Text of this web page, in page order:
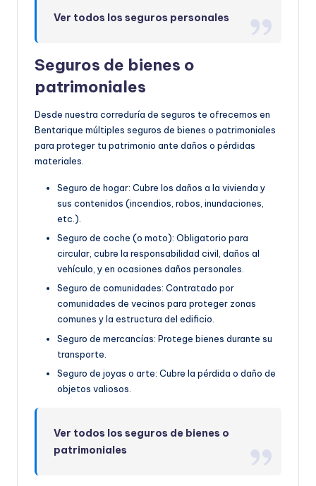
Ver todos los seguros personales
Seguros de bienes o
patrimoniales
Desde nuestra correduría de seguros te ofrecemos en
Bentarique múltiples seguros de bienes o patrimoniales
para proteger tu patrimonio ante daños o pérdidas
materiales.
Seguro de hogar: Cubre los daños a la vivienda y
sus contenidos (incendios, robos, inundaciones,
etc.).
Seguro de coche (o moto): Obligatorio para
circular, cubre la responsabilidad civil, daños al
vehículo, y en ocasiones daños personales.
Seguro de comunidades: Contratado por
comunidades de vecinos para proteger zonas
comunes y la estructura del edificio.
Seguro de mercancías: Protege bienes durante su
transporte.
Seguro de joyas o arte: Cubre la pérdida o daño de
objetos valiosos.
Ver todos los seguros de bienes o
patrimoniales